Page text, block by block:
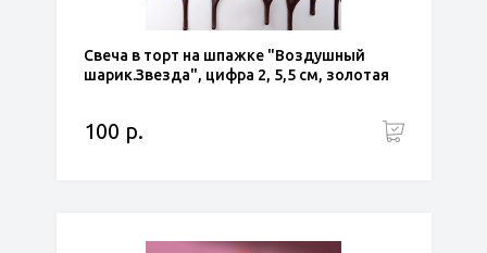
Свеча в торт на шпажке "Воздушный
шарик.Звезда", цифра 2, 5,5 см, золотая
100 р.